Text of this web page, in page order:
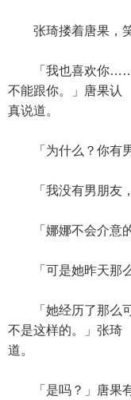
张琦搂着唐果，笑
「我也喜欢你……
不能跟你。」唐果认
真说道。
「为什么？你有男
「我没有男朋友，
「娜娜不会介意的
「可是她昨天那么
「她经历了那么可
不是这样的。」张琦
道。
「是吗？」唐果有